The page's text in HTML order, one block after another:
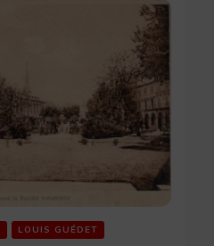
LOUIS GUÉDET